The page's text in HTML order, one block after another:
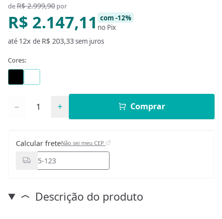
deR$ 2.999,90por
R$ 2.147,11 com -12%
no Pix
até 12x de R$ 203,33sem juros
Cores:
− + Comprar
Calcular freteNão sei meu CEP
Descrição do produto